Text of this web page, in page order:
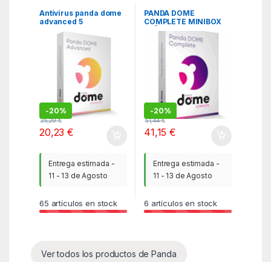
Antivirus panda dome
advanced 5
dispositivos 1 año caja
-20%
25,29€
20,23€
Entrega estimada -
11 - 13 de Agosto
65 artículos en stock
PANDA DOME
COMPLETE MINIBOX
1AÑO EDICION
ESPECIAL
-20%
51,44€
41,15€
Entrega estimada -
11 - 13 de Agosto
6 artículos en stock
Ver todos los productos de Panda